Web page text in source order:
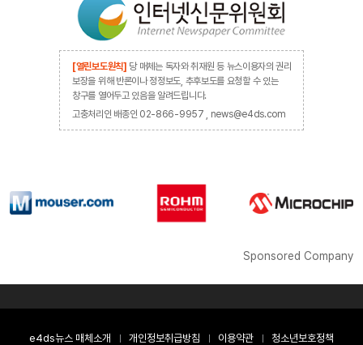
[열린보도원칙] 당 매체는 독자와 취재원 등 뉴스이용자의 권리
보장을 위해 반론이나 정정보도, 추후보도를 요청할 수 있는
창구를 열어두고 있음을 알려드립니다.
고충처리인 배종인 02-866-9957 , news@e4ds.com
Sponsored Company
e4ds뉴스 매체소개 개인정보취급방침 이용약관
청소년보호정책